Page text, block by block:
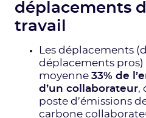
déplacements
travail
Les déplacements
déplacements
moyenne 33% de
d’un collaborateur,
poste d’émissions
carbone